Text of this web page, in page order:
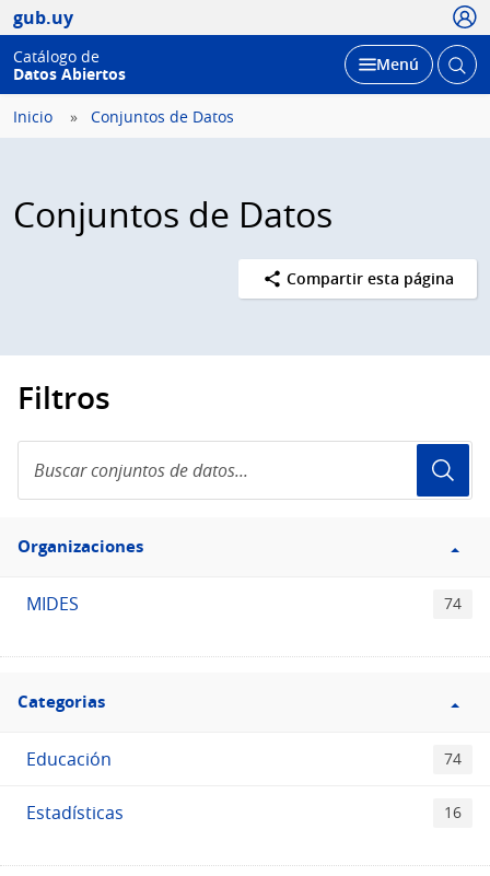
gub.uy
Catálogo de
Datos Abiertos
Desplegar
Menú Abrir
Inicio Conjuntos de Datos
Conjuntos de Datos
Compartir esta página
Filtros
conjuntos
de
Filtro
Organizaciones
Organizaciones
MIDES 74
Filtro
Categorias
Categorias
Educación 74
Estadísticas 16